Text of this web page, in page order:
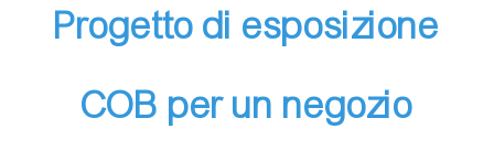
Progetto di esposizione
COB per un negozio